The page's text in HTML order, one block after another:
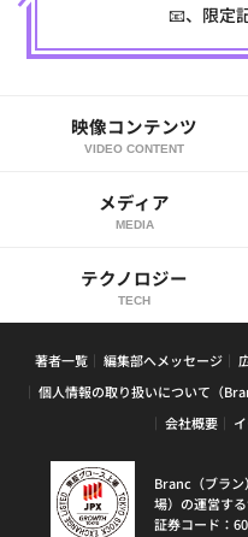
📧、限定
映像コンテンツ
VIDEO CONTENT
メディア
MEDIA
テクノロジー
TECH
著者一覧 編集部へメッセージ
個人情報の取り扱いについて（
会社概要
Branc（ブラン
場）の運営する
証券コード：